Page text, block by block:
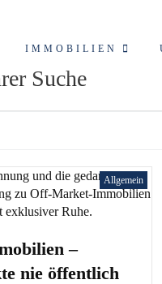
IMMOBILIEN
Suche
Allgemein
–
nie öffentlich